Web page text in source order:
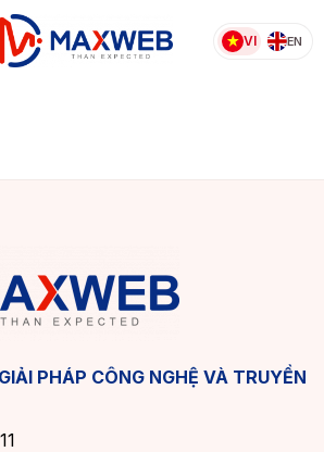
VI EN
PHÁP CÔNG NGHỆ VÀ TRUYỀN